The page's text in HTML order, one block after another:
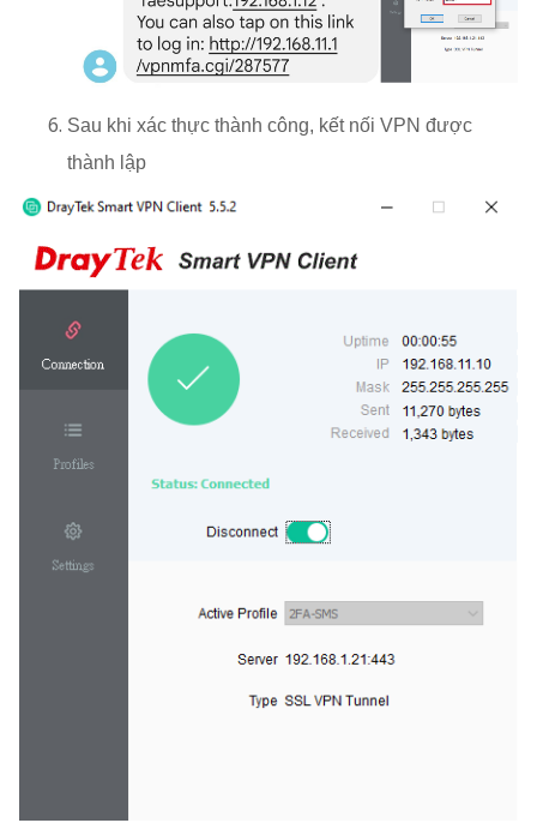
Sau khi xác thực thành công, kết nối VPN được
thành lập